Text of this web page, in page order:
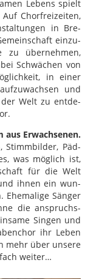
Lebens spielt
Chor­frei­zei­ten,
in Bre­
ein­zu­
zu über­neh­men,
Schwä­chen von
in einer
und
der Welt zu ent­de­
Erwach­se­nen.
Stimm­bil­der, Päd­
was mög­lich ist,
für die Welt
ihnen ein wun­
Ehe­ma­lige Sän­ger
die anspruchs­
Sin­gen und
ihr Leben
mehr über unsere
wei­ter…